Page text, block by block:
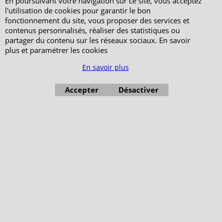
l'utilisation de cookies pour garantir le bon
fonctionnement du site, vous proposer des services et
contenus personnalisés, réaliser des statistiques ou
partager du contenu sur les réseaux sociaux. En savoir
plus et paramétrer les cookies
En savoir plus
Accepter Désactiver